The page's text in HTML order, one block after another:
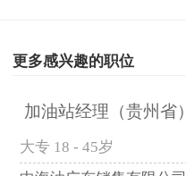
更多感兴趣的职位
加油站经理（贵州省）
大专 18 - 45岁